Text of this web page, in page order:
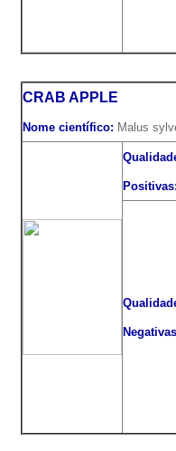
CRAB APPLE
Nome científico: Malus
Positivas: